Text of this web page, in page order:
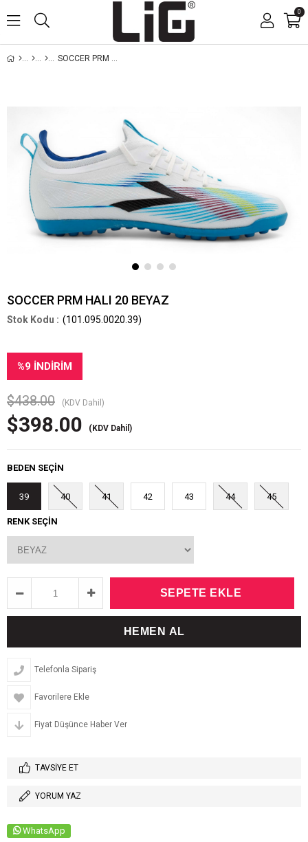
0
SOCCER PRM HALI 20 BEYAZ
SOCCER PRM HALI 20 BEYAZ
(101.095.0020.39)
%9 İNDIRIM
$438.00 (KDV Dahil)
$398.00 (KDV Dahil)
BEDEN SEÇİN
39 40 41 42 43 44 45
RENK SEÇİN
Telefonla Sipariş
Favorilere Ekle
Fiyat Düşünce Haber Ver
TAVSIYE ET
YORUM YAZ
WhatsApp